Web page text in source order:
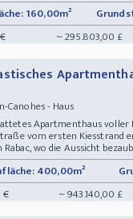
160,00m²
~ 295.803,00 £
Canohes - Haus
Apartmenthaus voller
vom ersten Kiesstrand
wo die Aussicht
400,00m²
€ ~ 943.140,00 £